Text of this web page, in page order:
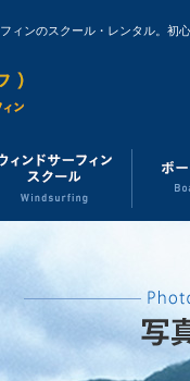
ィンのスクール・レンタル。初